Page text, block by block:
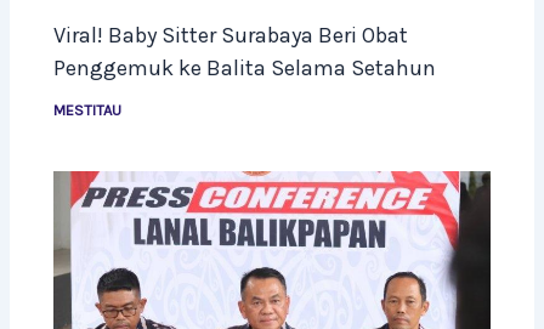
Viral! Baby Sitter Surabaya Beri Obat
Penggemuk ke Balita Selama Setahun
MESTITAU